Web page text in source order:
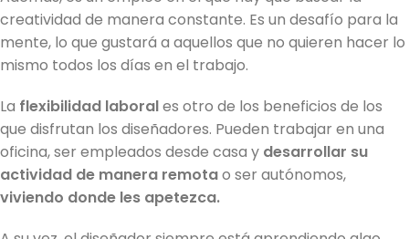
creatividad de manera constante. Es un desafío para la
mente, lo que gustará a aquellos que no quieren hacer lo
mismo todos los días en el trabajo.
La flexibilidad laborales otro de los beneficios de los
que disfrutan los diseñadores. Pueden trabajar en una
oficina, ser empleados desde casa y desarrollar su
actividad de manera remotao ser autónomos,
viviendo donde les apetezca.